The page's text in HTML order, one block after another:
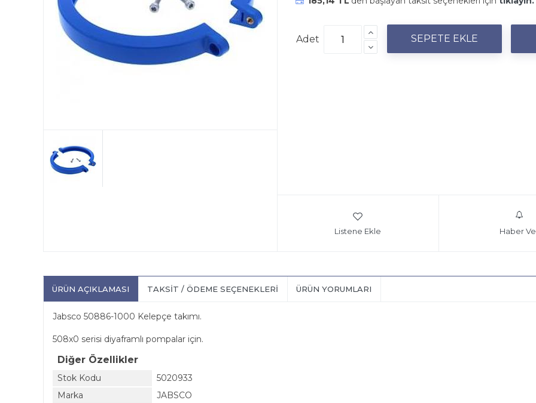
Adet
Listene Ekle Haber
ÜRÜN AÇIKLAMASI TAKSIT / ÖDEME SEÇENEKLERI ÜRÜN YORUMLARI
Jabsco 50886-1000 Kelepçe takımı.
508x0 serisi diyaframlı pompalar için.
Diğer Özellikler
Stok Kodu
5020933
Marka
JABSCO